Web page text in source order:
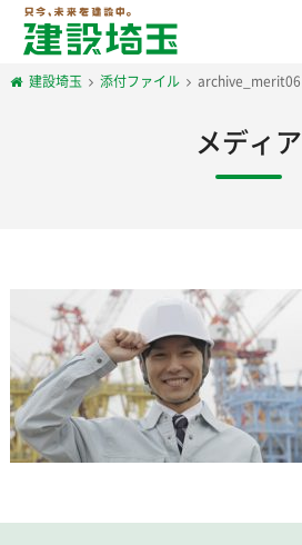
建設埼玉 添付ファイル archive_merit06
メディア